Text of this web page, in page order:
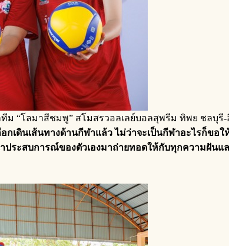
“โลมาสีชมพู” สโมสรวอลเลย์บอลสุพรีม ทิพย ชลบุรี-
เดินเส้นทางด้านกีฬาแล้ว ไม่ว่าจะเป็นกีฬาอะไรก็ขอ
ประสบการณ์ของตัวเองมาถ่ายทอดให้กับทุกความฝัน